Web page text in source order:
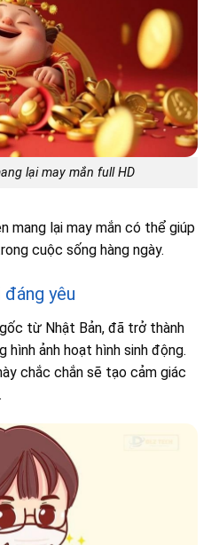
lại may mắn full HD
mang lại may mắn có thể giúp
cuộc sống hàng ngày.
yêu
từ Nhật Bản, đã trở thành
hình ảnh hoạt hình sinh động.
chắc chắn sẽ tạo cảm giác